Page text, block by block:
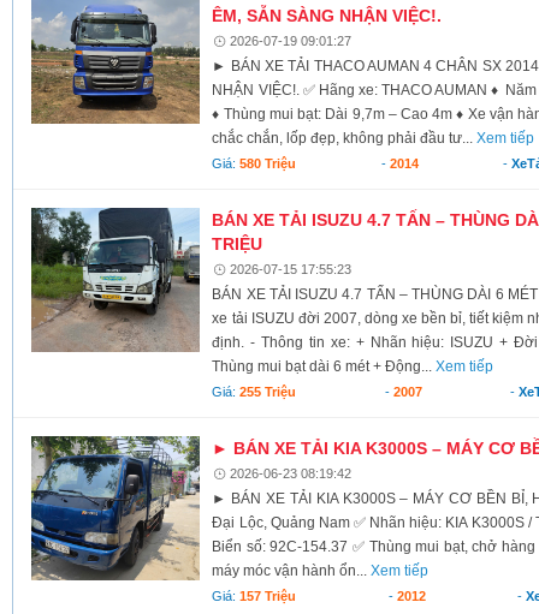
ÊM, SẴN SÀNG NHẬN VIỆC!.
2026-07-19 09:01:27
► BÁN XE TẢI THACO AUMAN 4 CHÂN SX
NHẬN VIỆC!. ✅ Hãng xe: THACO AUMAN ♦
♦ Thùng mui bạt: Dài 9,7m – Cao 4m ♦ Xe vận
chắc chắn, lốp đẹp, không phải đầu tư...Xem tiếp
Giá:580 Triệu - 2014 -
BÁN XE TẢI ISUZU 4.7 TẤN – THÙNG
TRIỆU
2026-07-15 17:55:23
BÁN XE TẢI ISUZU 4.7 TẤN – THÙNG DÀI 6
xe tải ISUZU đời 2007, dòng xe bền bỉ, tiết kiệm
định. - Thông tin xe: + Nhãn hiệu: ISUZU +
Thùng mui bạt dài 6 mét + Động...Xem tiếp
Giá:255 Triệu - 2007 -
► BÁN XE TẢI KIA K3000S – MÁY CƠ
2026-06-23 08:19:42
► BÁN XE TẢI KIA K3000S – MÁY CƠ BỀN
Đại Lộc, Quảng Nam ✅ Nhãn hiệu: KIA K3000S /
Biển số: 92C-154.37 ✅ Thùng mui bạt, chở
máy móc vận hành ổn...Xem tiếp
Giá:157 Triệu - 2012 -